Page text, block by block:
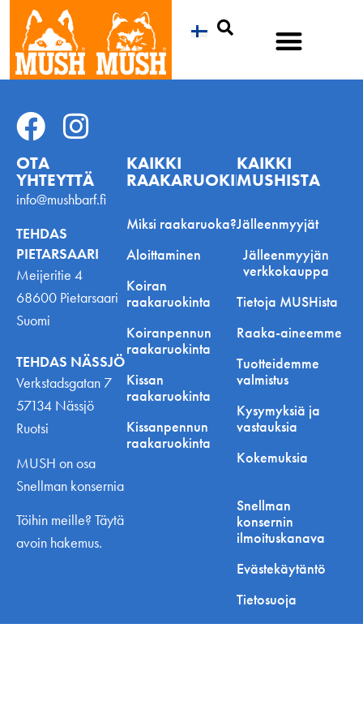
OTA
YHTEYTTÄ
info@mushbarf.fi
TEHDAS
PIETARSAARI
Meijeritie 4
68600 Pietarsaari
Suomi
TEHDAS NÄSSJÖ
Verkstadsgatan 7
57134 Nässjö
Ruotsi
MUSH on osa
Snellman konsernia
Töihin meille? Täytä
avoin hakemus.
KAIKKI
RAAKARUOKINNASTA
Miksi raakaruoka?
Aloittaminen
Koiran
raakaruokinta
Koiranpennun
raakaruokinta
Kissan
raakaruokinta
Kissanpennun
raakaruokinta
KAIKKI
MUSHISTA
Jälleenmyyjät
Jälleenmyyjän
verkkokauppa
Tietoja MUSHista
Raaka-aineemme
Tuotteidemme
valmistus
Kysymyksiä ja
vastauksia
Kokemuksia
Snellman
konsernin
ilmoituskanava
Evästekäytäntö
Tietosuoja